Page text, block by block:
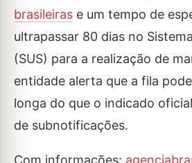
brasileiras e um tempo de
ultrapassar 80 dias no
(SUS) para a realização de
entidade alerta que a fila
longa do que o indicado
de subnotificações.
Com informações: